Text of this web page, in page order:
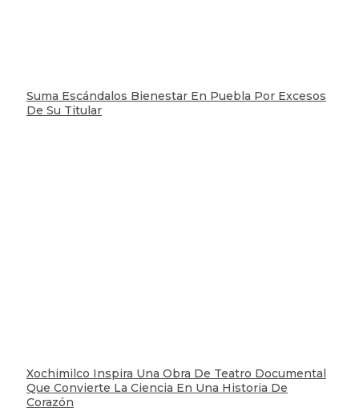
Suma Escándalos Bienestar En Puebla Por Excesos
De Su Titular
Xochimilco Inspira Una Obra De Teatro Documental
Que Convierte La Ciencia En Una Historia De
Corazón